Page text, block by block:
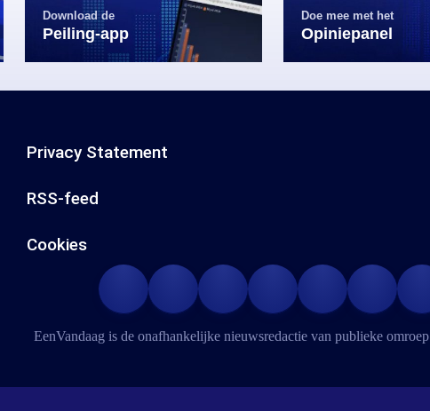
Download de
Peiling-app
Doe mee met het
Opiniepanel
Privacy Statement
RSS-feed
Cookies
EenVandaag is de onafhankelijke nieuwsredactie van publieke omroep